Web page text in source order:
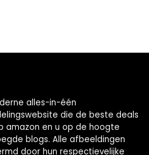
alles-in-één
die de beste deals
amazon en u op de hoogte
blogs. Alle afbeeldingen
door hun respectievelijke